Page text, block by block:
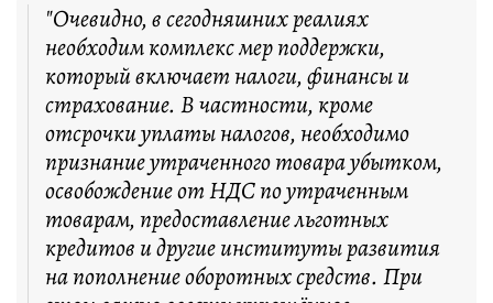
"Очевидно, в сегодняшних реалиях
необходим комплекс мер поддержки,
который включает налоги, финансы и
страхование. В частности, кроме
отсрочки уплаты налогов, необходимо
признание утраченного товара убытком,
освобождение от НДС по утраченным
товарам, предоставление льготных
кредитов и другие институты развития
на пополнение оборотных средств. При